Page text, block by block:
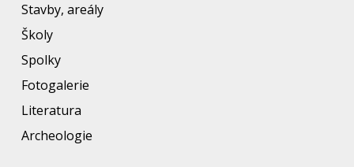
Stavby, areály
Školy
Spolky
Fotogalerie
Literatura
Archeologie